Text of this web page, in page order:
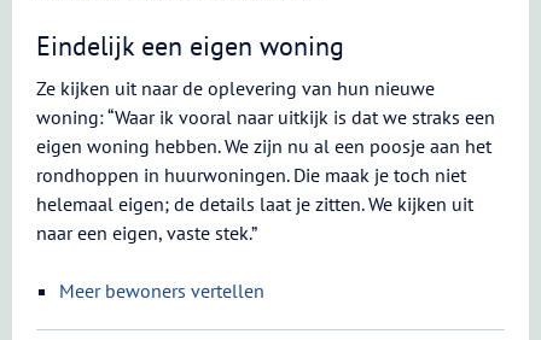
Eindelijk een eigen woning
Ze kijken uit naar de oplevering van hun nieuwe
woning: “Waar ik vooral naar uitkijk is dat we straks een
eigen woning hebben. We zijn nu al een poosje aan het
rondhoppen in huurwoningen. Die maak je toch niet
helemaal eigen; de details laat je zitten. We kijken uit
naar een eigen, vaste stek.”
Meer bewoners vertellen